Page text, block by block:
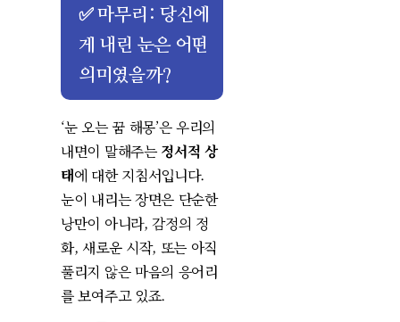
✅ 마무리: 당신에
게 내린 눈은 어떤
의미였을까?
‘눈 오는 꿈 해몽’은 우리의
내면이 말해주는 정서적 상
태에 대한 지침서입니다.
눈이 내리는 장면은 단순한
낭만이 아니라, 감정의 정
화, 새로운 시작, 또는 아직
풀리지 않은 마음의 응어리
를 보여주고 있죠.